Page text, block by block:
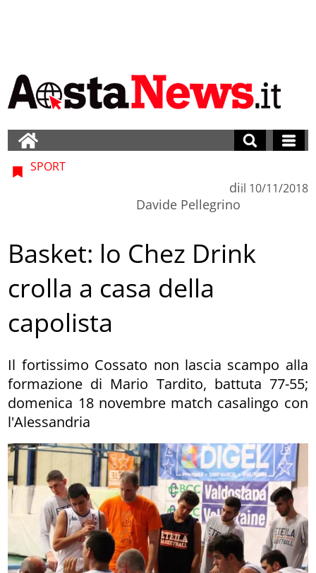
SPORT
di
Davide Pellegrino
il 10/11/2018
Basket: lo Chez Drink
crolla a casa della
capolista
Il fortissimo Cossato non lascia scampo alla
formazione di Mario Tardito, battuta 77-55;
domenica 18 novembre match casalingo con
l'Alessandria